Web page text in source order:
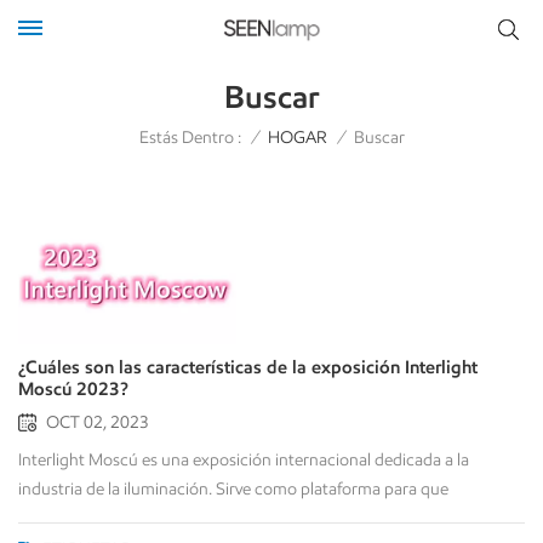
Buscar
Estás Dentro : / HOGAR / Buscar
¿Cuáles son las características de la exposición Interlight
Moscú 2023?
OCT 02, 2023
Interlight Moscú es una exposición internacional dedicada a la
industria de la iluminación. Sirve como plataforma para que
profesionales, empresas y expertos de la industria muestren las